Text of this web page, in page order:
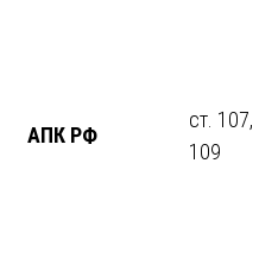
АПК РФ
ст. 107,
109